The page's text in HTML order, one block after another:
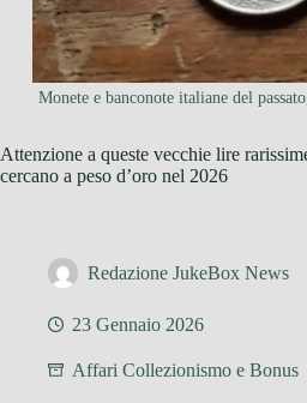
Monete e banconote italiane del
Attenzione a queste vecchie lire
cercano a peso d’oro nel 2026
Redazione JukeBox News
23 Gennaio 2026
Affari Collezionismo e Bonus